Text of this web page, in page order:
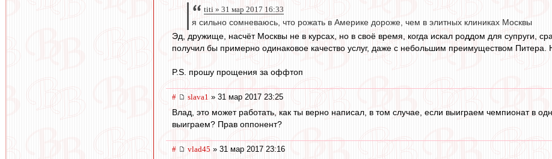
titi » 31 мар 2017 16:33
я сильно сомневаюсь, что рожать в Америке дороже, чем в элитных клиниках Москвы
Эд, дружище, насчёт Москвы не в курсах, но в своё время, когда искал роддом для супруги,
получил бы примерно одинаковое качество услуг, даже с небольшим преимуществом
P.S. прошу прощения за оффтоп
# slava1 » 31 мар 2017 23:25
Влад, это может работать, как ты верно написал, в том случае, если выиграем чемпионат в
выиграем? Прав оппонент?
# vlad45 » 31 мар 2017 23:16